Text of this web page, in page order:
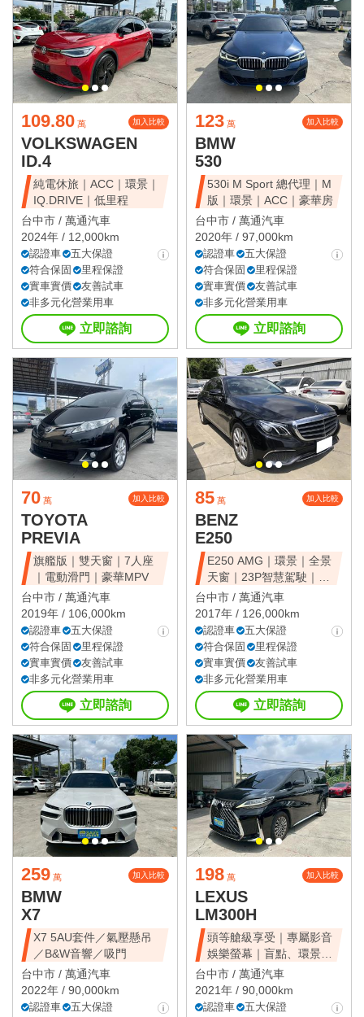
109.80 萬 加入比較
VOLKSWAGEN
ID.4
純電休旅｜ACC｜環景｜
IQ.DRIVE｜低里程
台中市 / 萬通汽車
2024年 / 12,000km
認證車
五大保證
符合保固
里程保證
實車實價
友善試車
非多元化營業用車
立即諮詢
123 萬 加入比較
BMW
530
530i M Sport 總代理｜M
版｜環景｜ACC｜豪華房
台中市 / 萬通汽車
2020年 / 97,000km
認證車
五大保證
符合保固
里程保證
實車實價
友善試車
非多元化營業用車
立即諮詢
70 萬 加入比較
TOYOTA
PREVIA
旗艦版｜雙天窗｜7人座
｜電動滑門｜豪華MPV
台中市 / 萬通汽車
2019年 / 106,000km
認證車
五大保證
符合保固
里程保證
實車實價
友善試車
非多元化營業用車
立即諮詢
85 萬 加入比較
BENZ
E250
E250 AMG｜環景｜全景
天窗｜23P智慧駕駛｜總
代理
台中市 / 萬通汽車
2017年 / 126,000km
認證車
五大保證
符合保固
里程保證
實車實價
友善試車
非多元化營業用車
立即諮詢
259 萬 加入比較
BMW
X7
X7 5AU套件／氣壓懸吊
／B&W音響／吸門
台中市 / 萬通汽車
2022年 / 90,000km
認證車 五大保證
198 萬 加入比較
LEXUS
LM300H
頭等艙級享受｜專屬影音
娛樂螢幕｜盲點、環景、
雙電滑門、雙天窗
台中市 / 萬通汽車
2021年 / 90,000km
認證車 五大保證